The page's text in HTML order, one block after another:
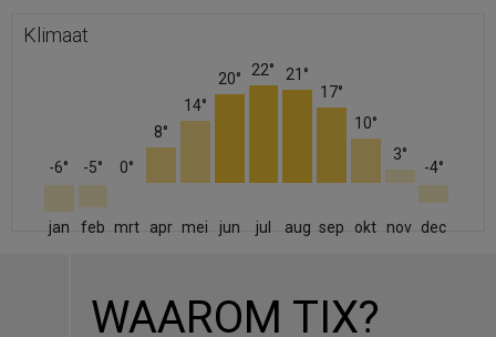
Klimaat
-6° -5° 0°
8°
14°
20° 22°
21°
17°
10°
3°
-4°
jan feb mrt apr mei jun jul aug sep okt nov dec
WAAROM TIX?